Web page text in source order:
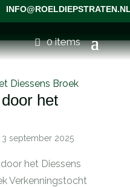
0 items
het
3 september 2025
het Diessens
Verkenningstocht